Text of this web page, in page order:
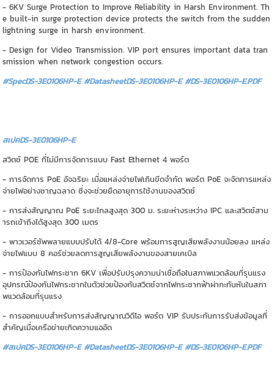
- 6KV Surge Protection to Improve Reliability in Harsh Environment. Th
e built-in surge protection device protects the switch from the sudden
lightning surge in harsh environment.
- Design for Video Transmission. VIP port ensures important data tran
smission when network congestion occurs.
#SpecDS-3E0106HP-E #DatasheetDS-3E0106HP-E#DS-3E0106HP-E.PDF
สเปคDS-3E0106HP-E
สวิตช์ POE ที่ไม่มีการจัดการแบบ Fast Ethernet 4 พอร์ต
- การจัดการ PoE อัจฉริยะ เมื่อแหล่งจ่ายไฟเกินขีดจำกัด พอร์ต PoE จะจัดการแหล่ง
จ่ายไฟอย่างชาญฉลาด ซึ่งจะช่วยยืดอายุการใช้งานของสวิตช์
- การส่งสัญญาณ PoE ระยะไกลสูงสุด 300 ม. ระยะห่างระหว่าง IPC และสวิตช์สาม
ารถเข้าถึงได้สูงสุด 300 เมตร
- พาวเวอร์ซัพพลายแบบปรับได้ 4/8-Core พร้อมการสูญเสียพลังงานน้อยลง แหล่ง
จ่ายไฟแบบ 8 คอร์ช่วยลดการสูญเสียพลังงานของสายเคเบิล
- การป้องกันไฟกระชาก 6KV เพื่อปรับปรุงความน่าเชื่อถือในสภาพแวดล้อมที่รุนแรง
อุปกรณ์ป้องกันไฟกระชากในตัวช่วยป้องกันสวิตช์จากไฟกระชากฟ้าผ่ากะทันหันในสภา
พแวดล้อมที่รุนแรง
- การออกแบบสำหรับการส่งสัญญาณวิดีโอ พอร์ต VIP รับประกันการรับส่งข้อมูลที่
สำคัญเมื่อเครือข่ายเกิดความแออัด
#สเปคDS-3E0106HP-E #DatasheetDS-3E0106HP-E#DS-3E0106HP-E.PDF